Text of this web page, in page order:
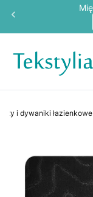
i dywaniki łazienkowe